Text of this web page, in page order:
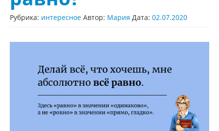
Блог
Справка
Рубрика: интересное Автор: Мария Дата: 02.07.2020